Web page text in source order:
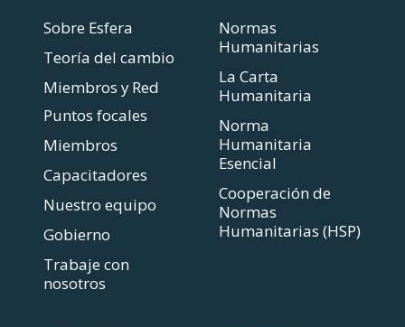
Sobre Esfera
Teoría del cambio
Miembros y Red
Puntos focales
Miembros
Capacitadores
Nuestro equipo
Gobierno
Trabaje con
nosotros
Normas
Humanitarias
La Carta
Humanitaria
Norma
Humanitaria
Esencial
Cooperación de
Normas
Humanitarias (HSP)